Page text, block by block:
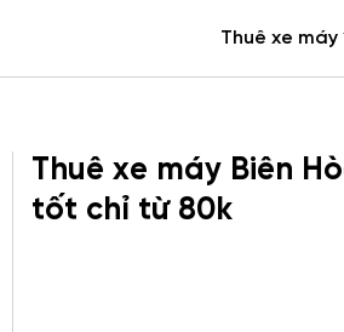
Thuê xe máy
Thuê xe máy Biên
tốt chỉ từ 80k